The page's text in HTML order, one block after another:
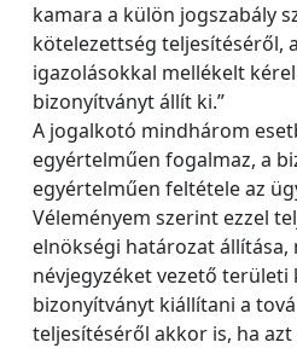
kamara a külön jogszabály
kötelezettség teljesítéséről,
igazolásokkal mellékelt
bizonyítványt állít ki.”
A jogalkotó mindhárom
egyértelműen fogalmaz, a
egyértelműen feltétele az
Véleményem szerint ezzel
elnökségi határozat állítása,
névjegyzéket vezető
bizonyítványt kiállítani a
teljesítéséről akkor is, ha azt